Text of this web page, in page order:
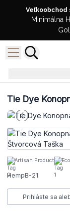
Veľkoobchod
Minimálna
Tie Dye
Artisan Product
HempB-21
Prihláste sa